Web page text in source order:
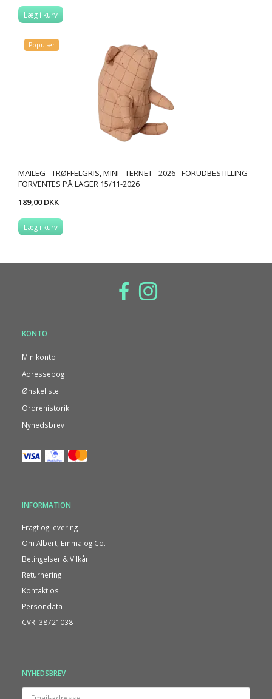
Læg i kurv
Populær
MAILEG - TRØFFELGRIS, MINI - TERNET - 2026 - FORUDBESTILLING -
FORVENTES PÅ LAGER 15/11-2026
189,00 DKK
Læg i kurv
KONTO
Min konto
Adressebog
Ønskeliste
Ordrehistorik
Nyhedsbrev
INFORMATION
Fragt og levering
Om Albert, Emma og Co.
Betingelser & Vilkår
Returnering
Kontakt os
Persondata
CVR. 38721038
NYHEDSBREV
Email-